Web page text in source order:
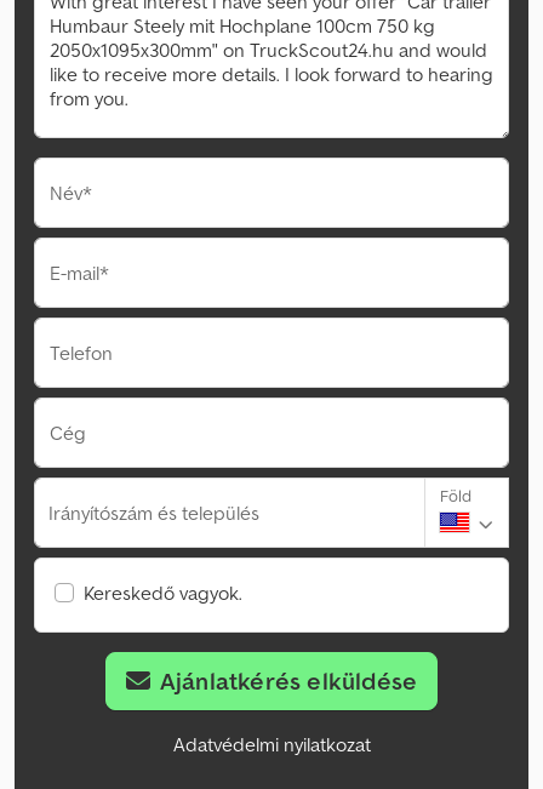
Név*
E-mail*
Telefon
Cég
Irányítószám és település
Föld
Kereskedő vagyok.
Ajánlatkérés elküldése
Adatvédelmi nyilatkozat